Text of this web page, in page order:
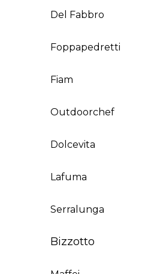
Del Fabbro
Foppapedretti
Fiam
Outdoorchef
Dolcevita
Lafuma
Serralunga
Bizzotto